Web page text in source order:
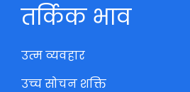
तर्किक भाव
उत्म व्यवहार
उच्च सोचन शक्ति